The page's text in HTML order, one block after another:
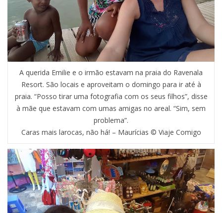
A querida Emilie e o irmão estavam na praia do Ravenala
Resort. São locais e aproveitam o domingo para ir até à
praia. “Posso tirar uma fotografia com os seus filhos”, disse
à mãe que estavam com umas amigas no areal. “Sim, sem
problema”.
Caras mais larocas, não há! – Maurícias © Viaje Comigo